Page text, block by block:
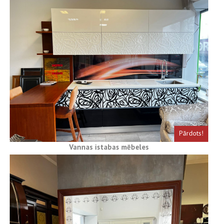
Pārdots!
Vannas istabas mēbeles